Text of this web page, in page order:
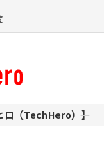
ロ（TechHero）】